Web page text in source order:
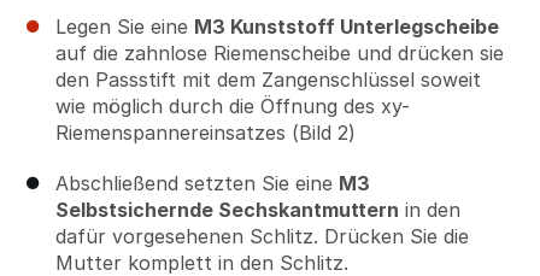
Legen Sie eine M3 Kunststoff Unterlegscheibe
auf die zahnlose Riemenscheibe und drücken sie
den Passstift mit dem Zangenschlüssel soweit
wie möglich durch die Öffnung des xy-
Riemenspannereinsatzes (Bild 2)
Abschließend setzten Sie eine M3
Selbstsichernde Sechskantmuttern in den
dafür vorgesehenen Schlitz. Drücken Sie die
Mutter komplett in den Schlitz.